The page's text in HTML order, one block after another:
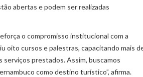
abertas e podem ser realizadas
o compromisso institucional com a
oito cursos e palestras, capacitando mais
prestados. Assim, buscamos
como destino turístico”, afirma.